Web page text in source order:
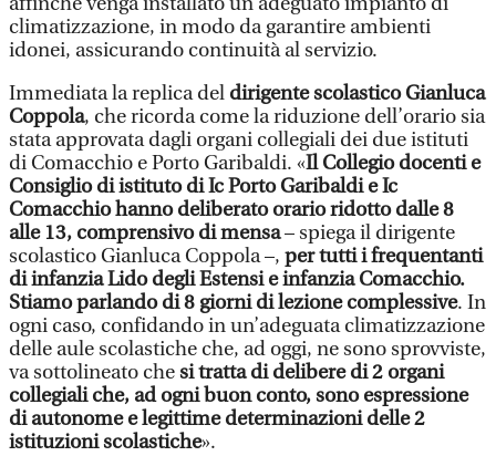
climatizzazione, in modo da garantire ambienti
idonei, assicurando continuità al servizio.
Immediata la replica del dirigente scolastico Gianluca
Coppola, che ricorda come la riduzione dell’orario sia
stata approvata dagli organi collegiali dei due istituti
di Comacchio e Porto Garibaldi. «Il Collegio docenti e
Consiglio di istituto di Ic Porto Garibaldi e Ic
Comacchio hanno deliberato orario ridotto dalle 8
alle 13, comprensivo di mensa– spiega il dirigente
scolastico Gianluca Coppola –, per tutti i frequentanti
di infanzia Lido degli Estensi e infanzia Comacchio.
Stiamo parlando di 8 giorni di lezione complessive. In
ogni caso, confidando in un’adeguata climatizzazione
delle aule scolastiche che, ad oggi, ne sono sprovviste,
va sottolineato chesi tratta di delibere di 2 organi
collegiali che, ad ogni buon conto, sono espressione
di autonome e legittime determinazioni delle 2
istituzioni scolastiche».